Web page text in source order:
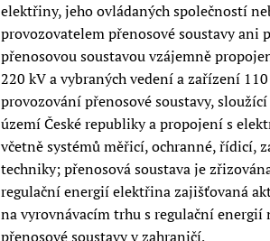
elektřiny, jeho ovládaných společností
provozovatelem přenosové soustavy
přenosovou soustavou vzájemně
220 kV a vybraných vedení a zařízení
provozování přenosové soustavy,
území České republiky a propojení s
včetně systémů měřicí, ochranné, řídicí,
techniky; přenosová soustava je
regulační energií elektřina zajišťovaná
na vyrovnávacím trhu s regulační
přenosové soustavy v zahraničí,